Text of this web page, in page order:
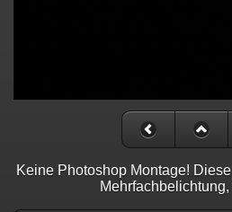
Keine Photoshop Montage!